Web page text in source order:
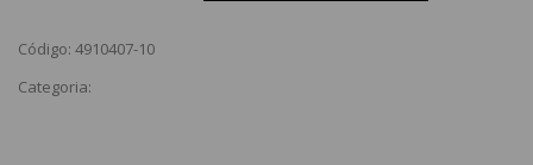
Código: 4910407-10
Categoria: